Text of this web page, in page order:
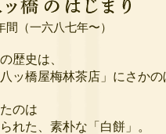
（一六八七年〜）
歴史は、
ッ橋屋梅林茶店」にさかの
のは
れた、素朴な「白餅」。